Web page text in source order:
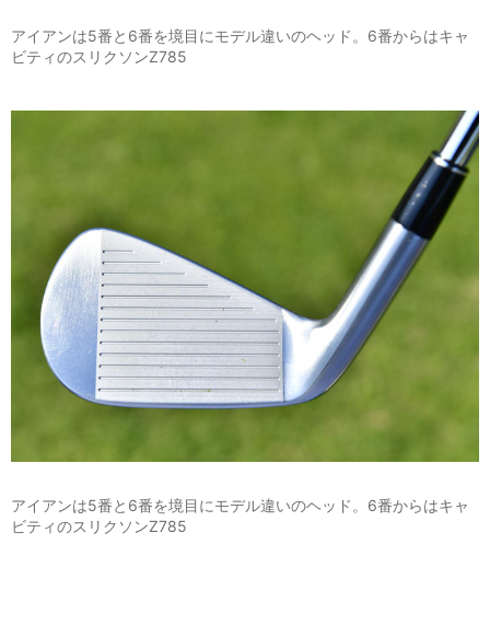
アイアンは5番と6番を境目にモデル違いのヘッド。6番からはキャ
ビティのスリクソンZ785
アイアンは5番と6番を境目にモデル違いのヘッド。6番からはキャ
ビティのスリクソンZ785